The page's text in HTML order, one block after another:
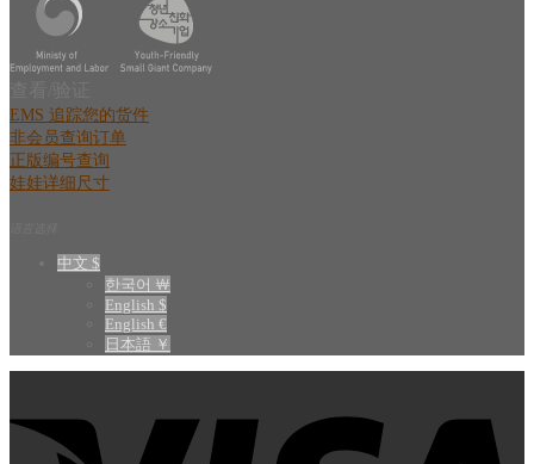
EMS 追踪您的货件
非会员查询订单
正版编号查询
娃娃详细尺寸
中文 $
한국어 ￦
English $
English €
日本語 ￥